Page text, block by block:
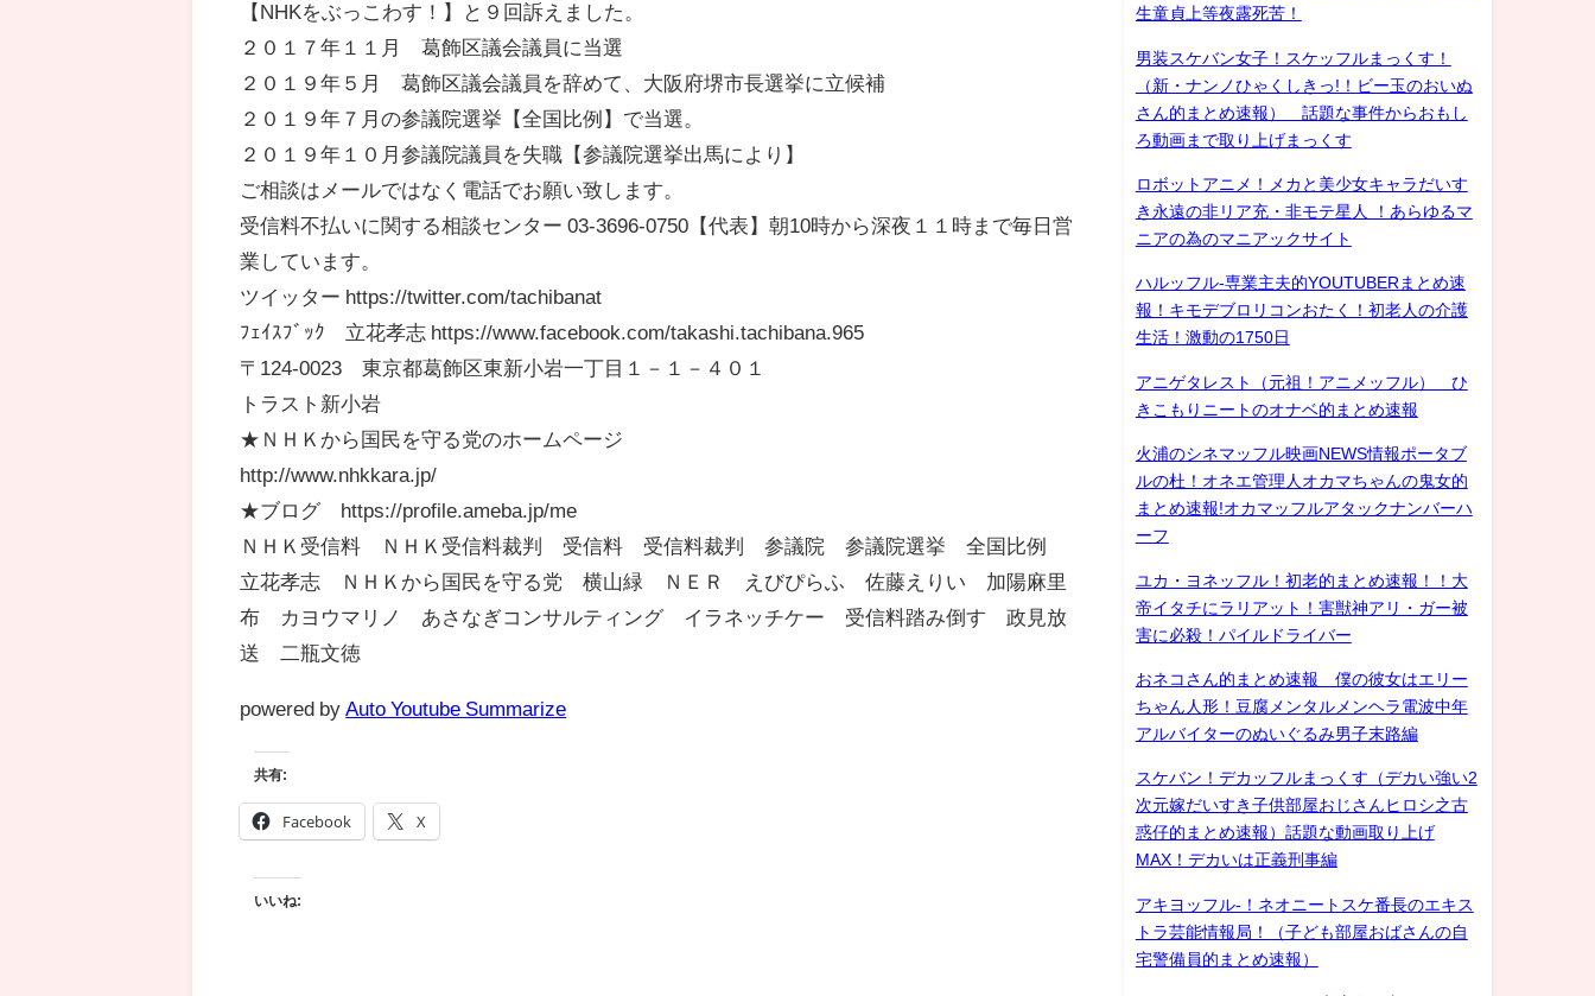
【NHKをぶっこわす！】と９回訴えました。
２０１７年１１月 葛飾区議会議員に当選
２０１９年５月 葛飾区議会議員を辞めて、大阪府堺市長選挙に立候補
２０１９年７月の参議院選挙【全国比例】で当選。
２０１９年１０月参議院議員を失職【参議院選挙出馬により】
ご相談はメールではなく電話でお願い致します。
受信料不払いに関する相談センター 03-3696-0750【代表】朝10時から深夜１１時まで毎日営
業しています。
ツイッター https://twitter.com/tachibanat
ﾌｪｲｽﾌﾞｯｸ 立花孝志 https://www.facebook.com/takashi.tachibana.965
〒124-0023 東京都葛飾区東新小岩一丁目１－１－４０１
トラスト新小岩
★ＮＨＫから国民を守る党のホームページ
http://www.nhkkara.jp/
★ブログ https://profile.ameba.jp/me
ＮＨＫ受信料 ＮＨＫ受信料裁判 受信料 受信料裁判 参議院 参議院選挙 全国比例
立花孝志 ＮＨＫから国民を守る党 横山緑 ＮＥＲ えびぴらふ 佐藤えりい 加陽麻里
布 カヨウマリノ あさなぎコンサルティング イラネッチケー 受信料踏み倒す 政見放
送 二瓶文徳
powered by Auto Youtube Summarize
共有:
Facebook X
いいね:
生童貞上等夜露死苦！
男装スケバン女子！スケッフルまっくす！
（新・ナンノひゃくしきっ!！ビー玉のおいぬ
さん的まとめ速報） 話題な事件からおもし
ろ動画まで取り上げまっくす
ロボットアニメ！メカと美少女キャラだいす
き永遠の非リア充・非モテ星人 ！あらゆるマ
ニアの為のマニアックサイト
ハルッフル-専業主夫的YOUTUBERまとめ速
報！キモデブロリコンおたく！初老人の介護
生活！激動の1750日
アニゲタレスト（元祖！アニメッフル） ひ
きこもりニートのオナベ的まとめ速報
火浦のシネマッフル映画NEWS情報ポータブ
ルの杜！オネエ管理人オカマちゃんの鬼女的
まとめ速報!オカマッフルアタックナンバーハ
ーフ
ユカ・ヨネッフル！初老的まとめ速報！！大
帝イタチにラリアット！害獣神アリ・ガー被
害に必殺！パイルドライバー
おネコさん的まとめ速報 僕の彼女はエリー
ちゃん人形！豆腐メンタルメンヘラ電波中年
アルバイターのぬいぐるみ男子末路編
スケバン！デカッフルまっくす（デカい強い2
次元嫁だいすき子供部屋おじさんヒロシ之古
惑仔的まとめ速報）話題な動画取り上げ
MAX！デカいは正義刑事編
アキヨッフル-！ネオニートスケ番長のエキス
トラ芸能情報局！（子ども部屋おばさんの自
宅警備員的まとめ速報）